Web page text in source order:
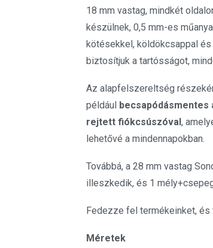
18 mm vastag, mindkét
készülnek, 0,5 mm-es
kötésekkel, köldökcsappal
biztosítjuk a tartósságot,
Az alapfelszereltség
például
rejtett fiókcsúszóval,
lehetővé a mindennapokban.
Továbbá, a 28 mm vastag
illeszkedik, és 1
Fedezze fel termékeinket,
Méretek